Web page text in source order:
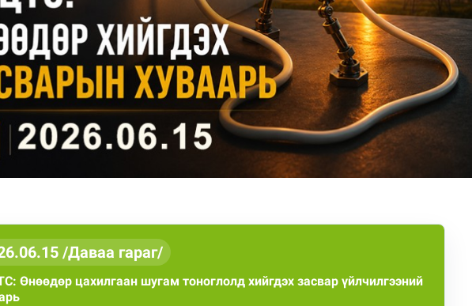
/Даваа гараг/
Өнөөдөр цахилгаан шугам тоноглолд хийгдэх засвар үйлчилгээний